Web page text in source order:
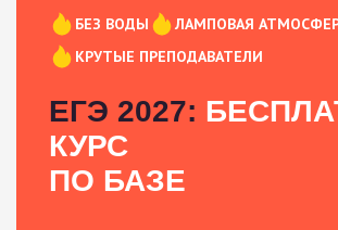
БЕЗ ВОДЫ
ЛАМПОВАЯ
КРУТЫЕ ПРЕПОДАВАТЕЛИ
ЕГЭ 2027:
КУРС
ПО БАЗЕ